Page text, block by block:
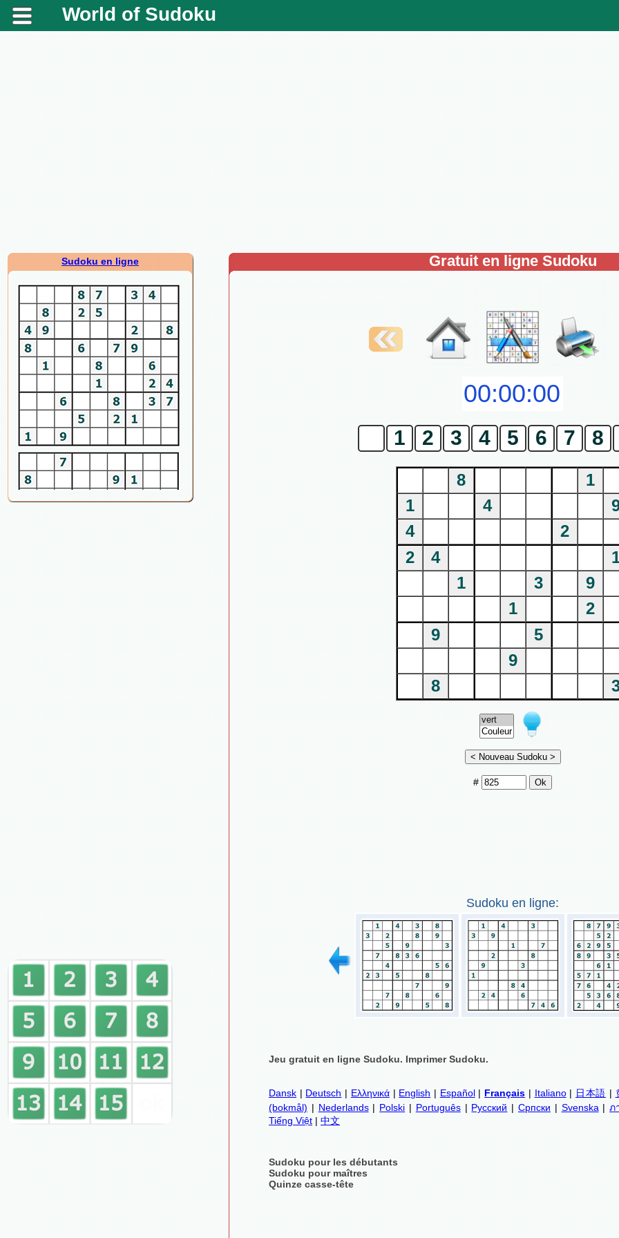
World of Sudoku
Sudoku en ligne Gratuit en ligne Sudoku
1 2 3 4 5 6 7 8
8
1
1
4
4
2
2
4
1
3
9
1
2
9
5
9
8
#
Sudoku en ligne:
Jeu gratuit en ligne Sudoku. Imprimer Sudoku.
Dansk | Deutsch | Ελληνικά| English | Español| Français | Italiano| 日本語 |
(bokmål) | Nederlands| Polski | Português| Русский | Српски | Svenska |ภ
Tiếng Việt | 中文
Sudoku pour les débutants
Sudoku pour maîtres
Quinze casse-tête